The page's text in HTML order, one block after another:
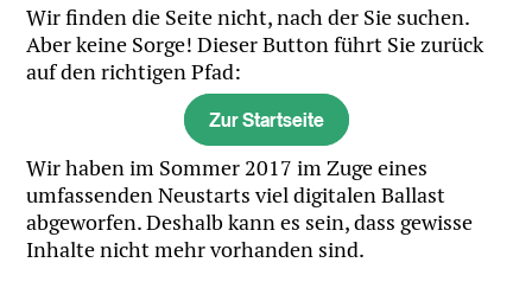
Wir finden die Seite nicht, nach der Sie suchen.
Aber keine Sorge! Dieser Button führt Sie zurück
auf den richtigen Pfad:
Zur Startseite
Wir haben im Sommer 2017 im Zuge eines
umfassenden Neustarts viel digitalen Ballast
abgeworfen. Deshalb kann es sein, dass gewisse
Inhalte nicht mehr vorhanden sind.